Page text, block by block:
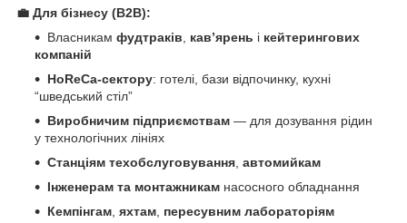
💼 Для бізнесу (B2B):
Власникам фудтраків кав’ярень і кейтерингових
компаній
HoReCa-сектору: готелі, бази відпочинку, кухні
“шведський стіл”
Виробничим підприємствам — для дозування рідин
у технологічних лініях
Станціям техобслуговування автомийкам
Інженерам та монтажникам насосного обладнання
Кемпінгам яхтам пересувним лабораторіям